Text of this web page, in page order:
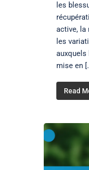
les
active, la
les
mise en
Read